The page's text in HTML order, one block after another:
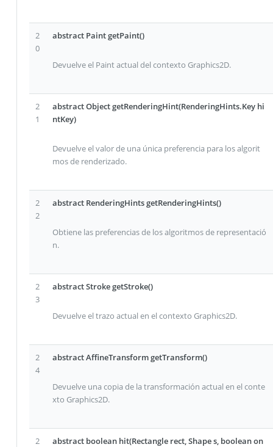
2
0
abstract Paint getPaint()
Devuelve el Paint actual del contexto Graphics2D.
2
1
abstract Object getRenderingHint(RenderingHints.Key hi
ntKey)
Devuelve el valor de una única preferencia para los algorit
mos de renderizado.
2
2
abstract RenderingHints getRenderingHints()
Obtiene las preferencias de los algoritmos de representació
n.
2
3
abstract Stroke getStroke()
Devuelve el trazo actual en el contexto Graphics2D.
2
4
abstract AffineTransform getTransform()
Devuelve una copia de la transformación actual en el conte
xto Graphics2D.
2
abstract boolean hit(Rectangle rect, Shape s, boolean on